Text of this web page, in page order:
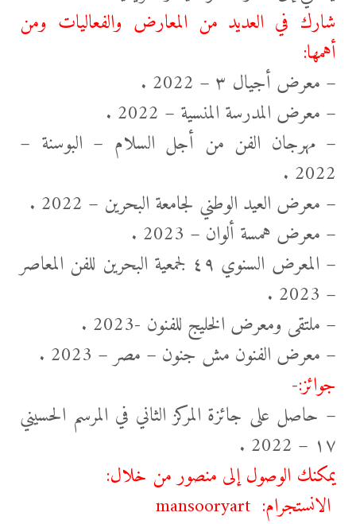
شارك في العديد من المعارض والفعاليات ومن
أهمها:
– معرض أجيال ٣ – 2022 .
– معرض المدرسة المنسية – 2022 .
– مهرجان الفن من أجل السلام – البوسنة –
2022 .
– معرض العيد الوطني لجامعة البحرين – 2022 .
– معرض همسة ألوان – 2023 .
– المعرض السنوي ٤٩ لجمعية البحرين للفن المعاصر
– 2023 .
– ملتقى ومعرض الخليج للفنون -2023 .
– معرض الفنون مش جنون – مصر – 2023 .
جوائز:-
– حاصل على جائزة المركز الثاني في المرسم الحسيني
١٧ – 2022 .
يمكنك الوصول إلى منصور من خلال:
الانستجرام: